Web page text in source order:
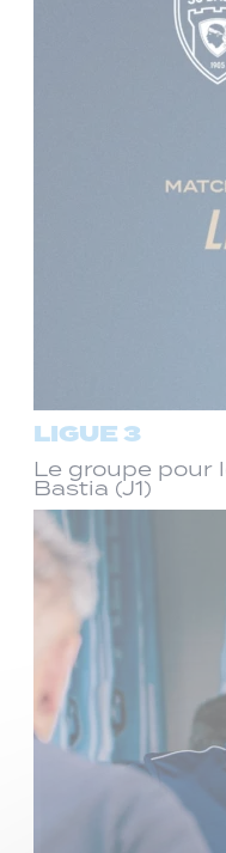
LIGUE 3
Le groupe pour
Bastia (J1)